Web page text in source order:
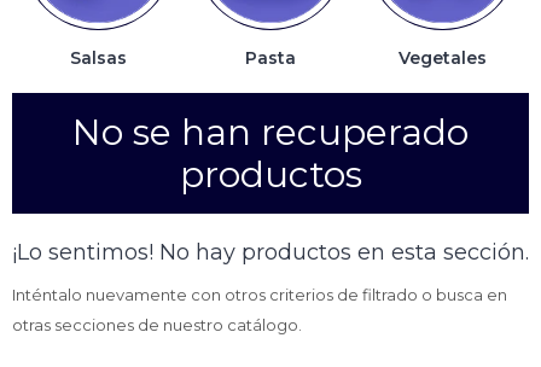
Salsas Pasta Vegetales
No se han recuperado
productos
¡Lo sentimos! No hay productos en esta sección.
Inténtalo nuevamente con otros criterios de filtrado o busca en
otras secciones de nuestro catálogo.
Pulpas
Pizzas
Empanadas
Arrolladitos primavera
Sorrentinos
Milanesas